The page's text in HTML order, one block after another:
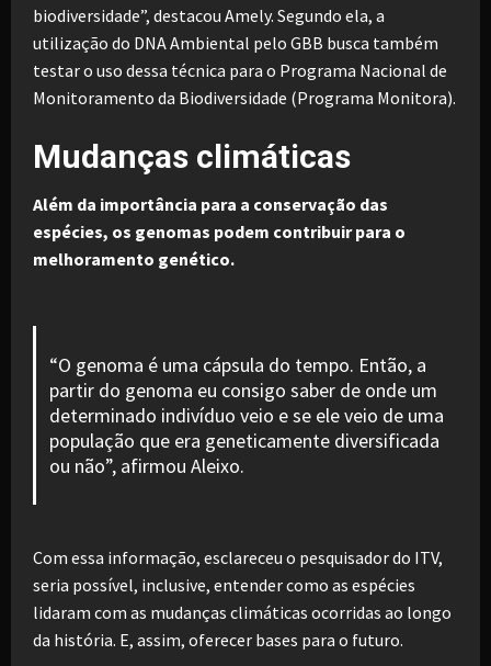
biodiversidade”, destacou Amely. Segundo ela, a
utilização do DNA Ambiental pelo GBB busca também
testar o uso dessa técnica para o Programa Nacional de
Monitoramento da Biodiversidade (Programa Monitora).
Mudanças climáticas
Além da importância para a conservação das
espécies, os genomas podem contribuir para o
melhoramento genético.
“O genoma é uma cápsula do tempo. Então, a
partir do genoma eu consigo saber de onde um
determinado indivíduo veio e se ele veio de uma
população que era geneticamente diversificada
ou não”, afirmou Aleixo.
Com essa informação, esclareceu o pesquisador do ITV,
seria possível, inclusive, entender como as espécies
lidaram com as mudanças climáticas ocorridas ao longo
da história. E, assim, oferecer bases para o futuro.